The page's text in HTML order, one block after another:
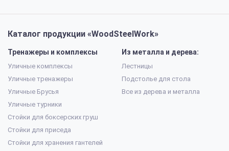
Каталог продукции «WoodSteelWork»
Тренажеры и комплексы
Уличные комплексы
Уличные тренажеры
Уличные Брусья
Уличные турники
Стойки для боксерских груш
Стойки для приседа
Стойки для хранения гантелей
Из металла и дерева:
Лестницы
Подстолье для стола
Все из дерева и металла